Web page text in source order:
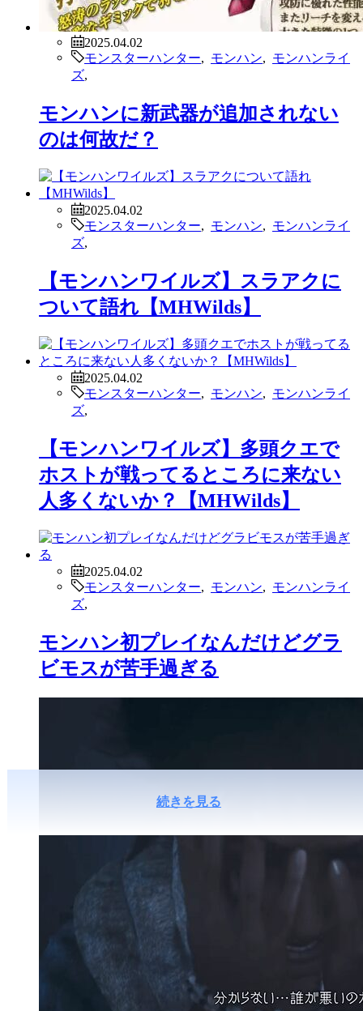
続きを見る
2025.04.02
モンスターハンター
モンハン
モンハンライ
ズ
モンハンに新武器が追加されない
のは何故だ？
2025.04.02
モンスターハンター
モンハン
モンハンライ
ズ
【モンハンワイルズ】スラアクに
ついて語れ【MHWilds】
2025.04.02
モンスターハンター
モンハン
モンハンライ
ズ
【モンハンワイルズ】多頭クエで
ホストが戦ってるところに来ない
人多くないか？【MHWilds】
2025.04.02
モンスターハンター
モンハン
モンハンライ
ズ
モンハン初プレイなんだけどグラ
ビモスが苦手過ぎる